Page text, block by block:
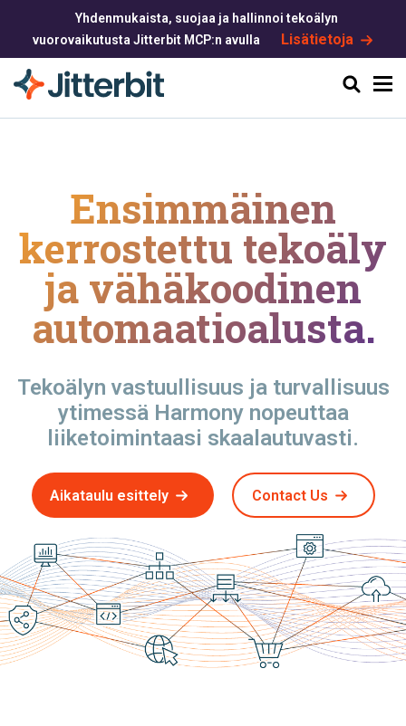
Haku
Yhdenmukaista, suojaa ja hallinnoi tekoälyn
vuorovaikutusta Jitterbit MCP:n avulla
Lisätietoja
Ensimmäinen
kerrostettu tekoäly
ja vähäkoodinen
automaatioalusta.
Tekoälyn vastuullisuus ja turvallisuus
ytimessä Harmony nopeuttaa
liiketoimintaasi skaalautuvasti.
Aikataulu esittely Contact Us